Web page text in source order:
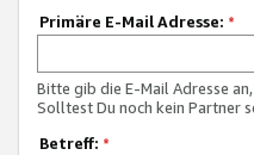
Primäre E-Mail Adresse: *
Bitte gib die E-Mail Adresse
Solltest Du noch kein Partner
Betreff: *